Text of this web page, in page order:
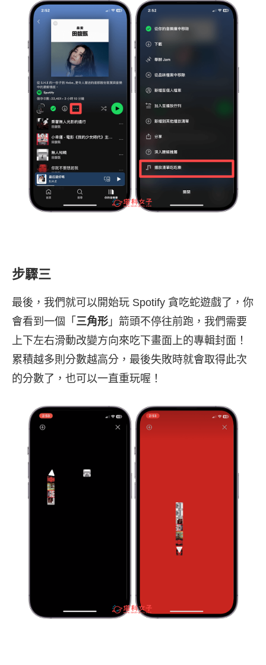
步驟三
最後，我們就可以開始玩 Spotify 貪吃蛇遊戲了，你
會看到一個「 三角形 」箭頭不停往前跑，我們需要
上下左右滑動改變方向來吃下畫面上的專輯封面！
累積越多則分數越高分，最後失敗時就會取得此次
的分數了，也可以一直重玩喔！